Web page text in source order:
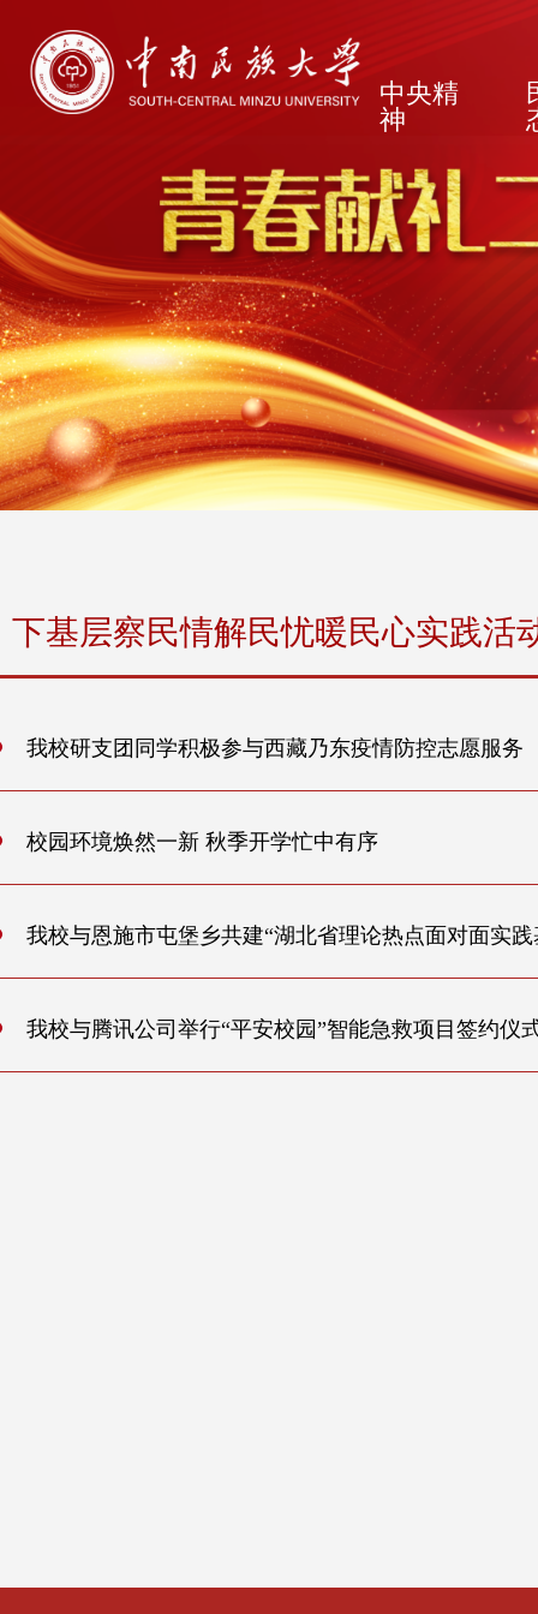
中央精
神
下基层察民情解民忧暖民心实践活
我校研支团同学积极参与西藏乃东疫情防控志愿服务
校园环境焕然一新 秋季开学忙中有序
我校与恩施市屯堡乡共建“湖北省理论热点面对面实践
我校与腾讯公司举行“平安校园”智能急救项目签约仪